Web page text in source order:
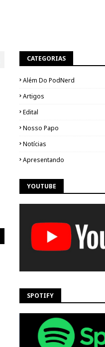
CATEGORIAS
Além Do PodNerd
Artigos
Edital
Nosso Papo
Notícias
Apresentando
YOUTUBE
SPOTIFY